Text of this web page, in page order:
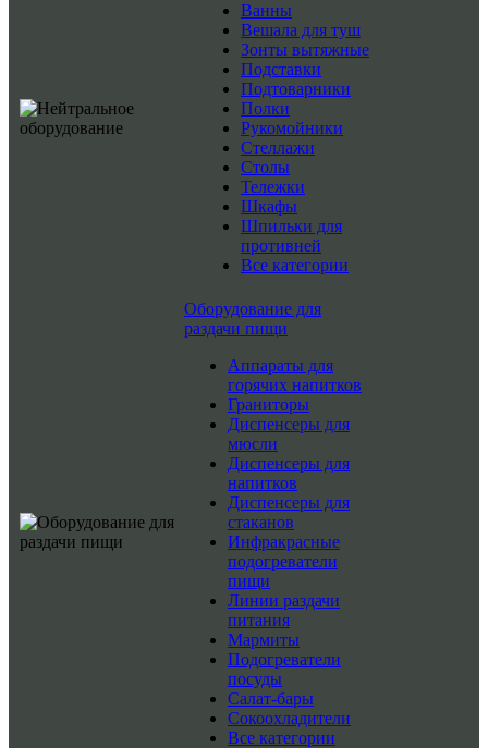
Ванны
Вешала для туш
Зонты вытяжные
Подставки
Подтоварники
Полки
Рукомойники
Стеллажи
Столы
Тележки
Шкафы
Шпильки для
противней
Все категории
Оборудование для
раздачи пищи
Аппараты для
горячих напитков
Граниторы
Диспенсеры для
мюсли
Диспенсеры для
напитков
Диспенсеры для
стаканов
Инфракрасные
подогреватели
пищи
Линии раздачи
питания
Мармиты
Подогреватели
посуды
Салат-бары
Сокоохладители
Все категории